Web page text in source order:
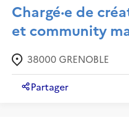
Chargé·e de
et community
38000 GRENOBLE
Partager